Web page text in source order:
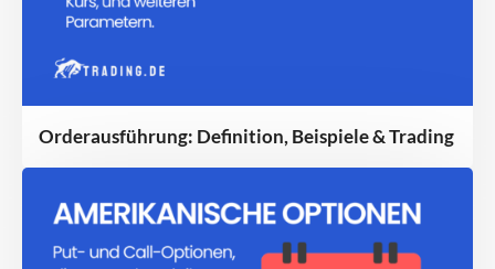
Orderausführung: Definition, Beispiele & Trading